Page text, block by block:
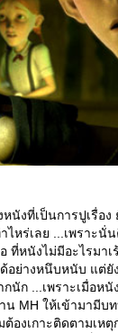
นังที่เป็นการปูเรื่อง
ไหร่เลย ...เพราะนั่
ที่หนังไม่มีอะไรมา
อย่างหนึบหนับ แต่ยั
ก ...เพราะเมื่อหนั
น MH ให้เข้ามามี
ต้องเกาะติดตามเห